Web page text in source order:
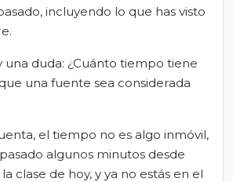
incluyendo lo que has visto
una duda: ¿Cuánto tiempo tiene
una fuente sea considerada
el tiempo no es algo inmóvil,
algunos minutos desde
clase de hoy, y ya no estás en el